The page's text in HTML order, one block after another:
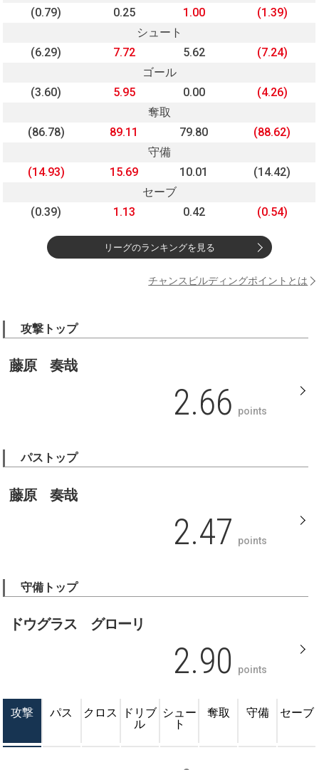
(0.79)
0.25 1.00
(1.39)
シュート
(6.29)
7.72 5.62
(7.24)
ゴール
(3.60)
5.95 0.00
(4.26)
奪取
(86.78)
89.11 79.80
(88.62)
守備
(14.93)
15.69 10.01
(14.42)
セーブ
(0.39)
1.13 0.42 (0.54)
リーグのランキングを見る
チャンスビルディングポイントとは
攻撃トップ
藤原 奏哉
2.66 points
パストップ
藤原 奏哉
2.47 points
守備トップ
ドウグラス グローリ
2.90 points
攻撃 パス クロス
ドリブ
ル
シュー
ト
奪取 守備 セーブ